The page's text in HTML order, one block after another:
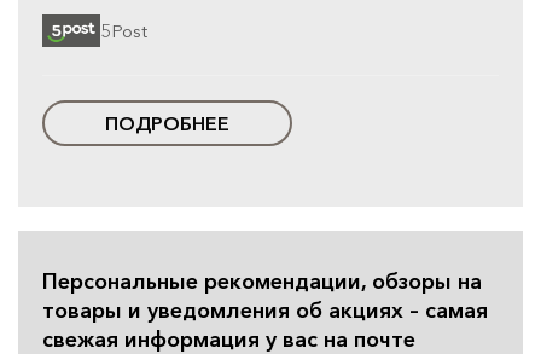
5Post
ПОДРОБНЕЕ
Персональные рекомендации, обзоры на
товары и уведомления об акциях – самая
свежая информация у вас на почте